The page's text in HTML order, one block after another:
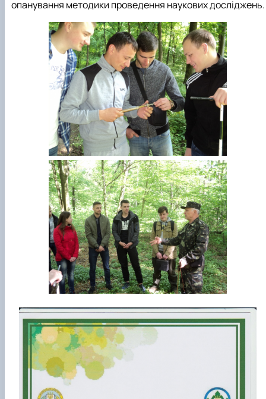
опанування методики проведення наукових досліджень.